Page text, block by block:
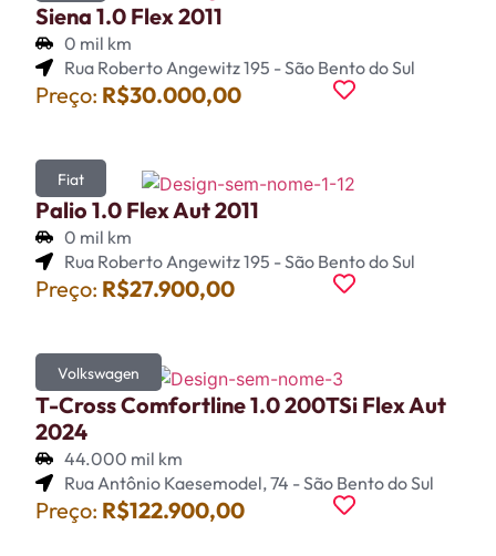
Siena 1.0 Flex 2011
0 mil km
Rua Roberto Angewitz 195 - São Bento do Sul
Preço: R$30.000,00
Fiat
Palio 1.0 Flex Aut 2011
0 mil km
Rua Roberto Angewitz 195 - São Bento do Sul
Preço: R$27.900,00
Volkswagen
T-Cross Comfortline 1.0 200TSi Flex Aut
2024
44.000 mil km
Rua Antônio Kaesemodel, 74 - São Bento do Sul
Preço: R$122.900,00